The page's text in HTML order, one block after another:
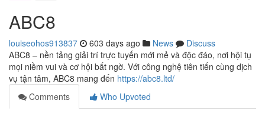
ABC8
louiseohos913837 603 days ago News
Discuss
ABC8 – nền tảng giải trí trực tuyến mới mẻ và độc đáo, nơi hội tụ
mọi niềm vui và cơ hội bất ngờ. Với công nghệ tiên tiến cùng dịch
vụ tận tâm, ABC8 mang đến https://abc8.ltd/
Comments
Who Upvoted